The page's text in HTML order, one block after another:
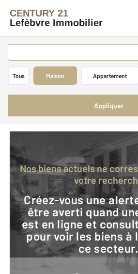
CENTURY 21
Lefèbvre Immobilier
Tous Maison Appartement
Appliquer
Nos biens actuels ne correspondent pas à
votre
Créez-vous une alerte mail pour
être averti quand
est en ligne et
pour voir les biens à
ce secteur.